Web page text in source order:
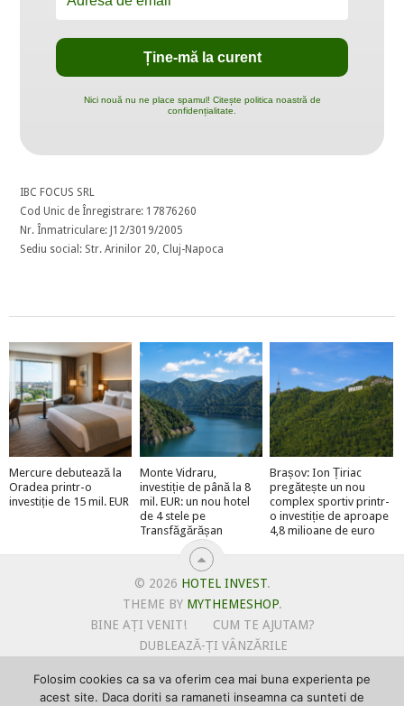
Nici nouă nu ne place spamul! Citește politica noastră de
confidențialitate.
IBC FOCUS SRL
Cod Unic de Înregistrare: 17876260
Nr. Înmatriculare: J12/3019/2005
Sediu social: Str. Arinilor 20, Cluj-Napoca
Mercure debutează la
Oradea printr-o
investiție de 15 mil. EUR
Monte Vidraru,
investiție de până la 8
mil. EUR: un nou hotel
de 4 stele pe
Transfăgărășan
Brașov: Ion Țiriac
pregătește un nou
complex sportiv printr-
o investiție de aproape
4,8 milioane de euro
© 2026 HOTEL INVEST.
THEME BY MYTHEMESHOP.
BINE AȚI VENIT!
CUM TE AJUTAM?
DUBLEAZĂ-ȚI VÂNZĂRILE
POLITICA DE UTILIZARE COOKIE-URI
Folosim cookies ca sa va oferim cea mai buna experienta pe
acest site. Daca doriti sa ramaneti inseamna ca sunteti de